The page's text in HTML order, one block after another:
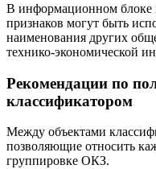
В информационном блоке
признаков могут быть
наименования других
технико-экономической
Рекомендации по
классификатором
Между объектами
позволяющие относить
группировке ОКЗ.